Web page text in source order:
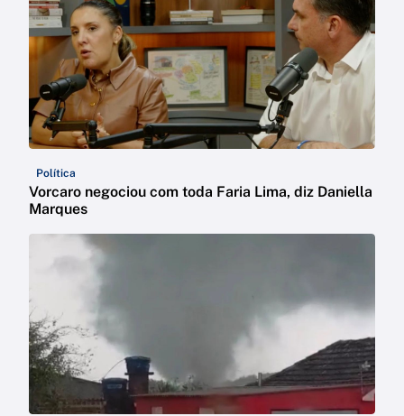
Política
Vorcaro negociou com toda Faria Lima, diz Daniella
Marques